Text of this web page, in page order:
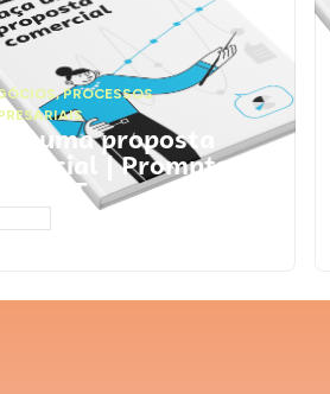
,PROCESSOS
uma proposta
| Prompts